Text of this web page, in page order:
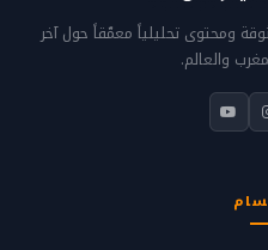
ومحتوى تحليلياً معمّقاً حول آخر
والعالم.